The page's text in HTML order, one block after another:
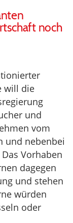
noch
will die
und
vom
und nebenbei
Vorhaben
dagegen
und stehen
würden
oder